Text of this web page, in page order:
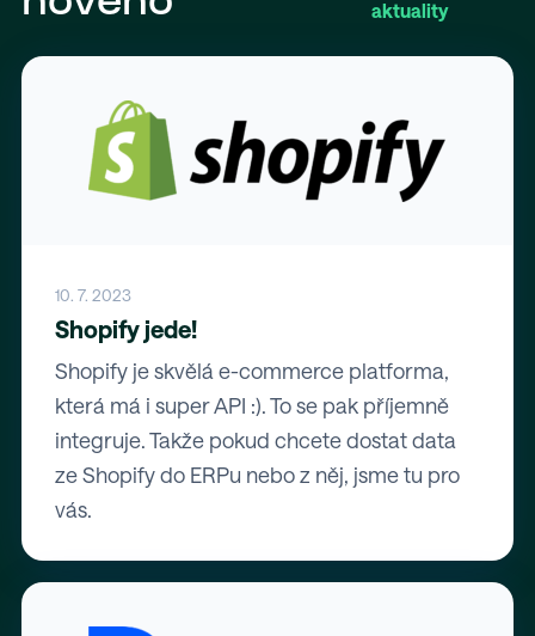
aktuality
10. 7. 2023
Shopify jede!
Shopify je skvělá e-commerce platforma,
která má i super API :). To se pak příjemně
integruje. Takže pokud chcete dostat data
ze Shopify do ERPu nebo z něj, jsme tu pro
vás.